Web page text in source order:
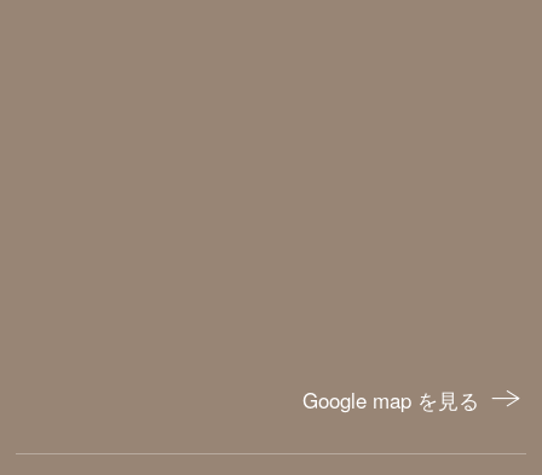
Google map を見る